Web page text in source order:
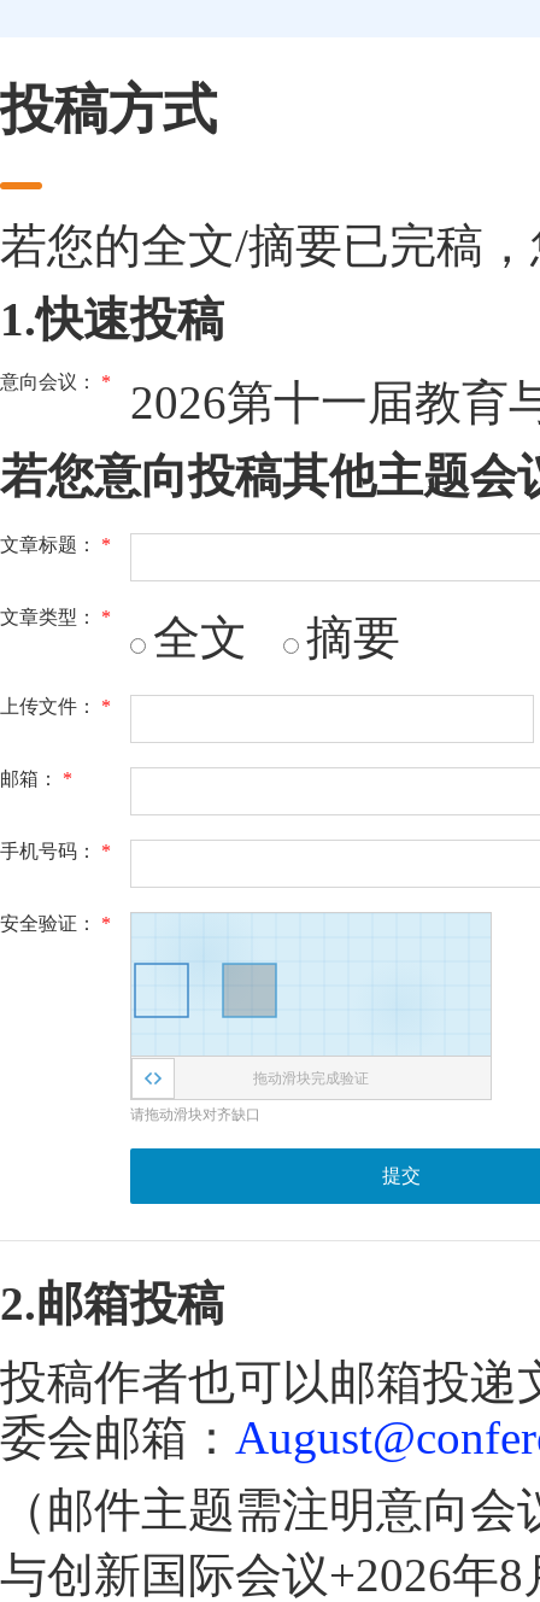
投稿方式
若您的全文/摘要已完稿
1.快速投稿
意向会议： *
2026第十一届教育
若您意向投稿其他主题会
文章标题： *
文章类型： * 全文 摘要
上传文件： *
邮箱： *
手机号码： *
安全验证： *
拖动滑块完成验证
请拖动滑块对齐缺口
提交
2.邮箱投稿
投稿作者也可以邮箱投递
委会邮箱：
（邮件主题需注明意向
与创新国际会议+2026年